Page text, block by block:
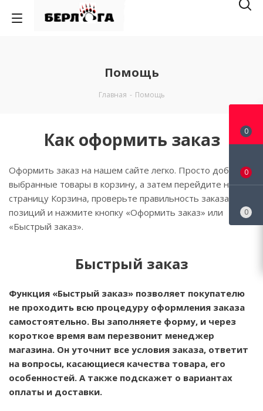
Помощь
Главная - Помощь
Как оформить заказ
Оформить заказ на нашем сайте легко. Просто добавьте
выбранные товары в корзину, а затем перейдите на
страницу Корзина, проверьте правильность заказанных
позиций и нажмите кнопку «Оформить заказ» или
«Быстрый заказ».
Быстрый заказ
Функция «Быстрый заказ» позволяет покупателю
не проходить всю процедуру оформления заказа
самостоятельно. Вы заполняете форму, и через
короткое время вам перезвонит менеджер
магазина. Он уточнит все условия заказа, ответит
на вопросы, касающиеся качества товара, его
особенностей. А также подскажет о вариантах
оплаты и доставки.
0
0
0